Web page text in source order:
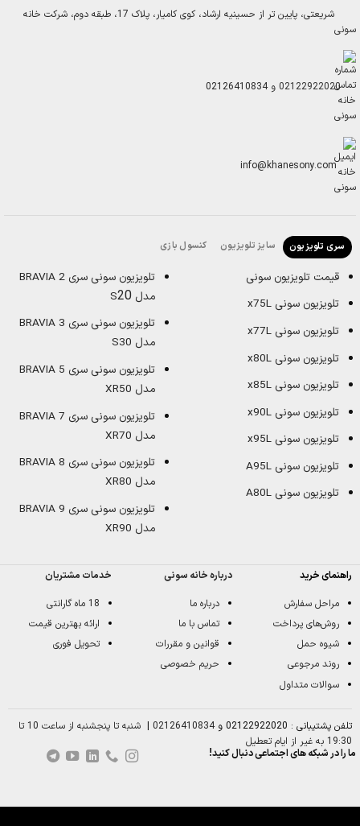
شریعتی، پایین تر از حسینیه ارشاد، کوی کامیار، پلاک 17، طبقه دوم، شرکت خانه
سونی
02122922020 و02126410834
info@khanesony.com
سری تلویزیون سایز تلویزیون کنسول بازی
قیمت تلویزیون سونی
تلویزیون سونی x75L
تلویزیون سونی x77L
تلویزیون سونی x80L
تلویزیون سونی x85L
تلویزیون سونی x90L
تلویزیون سونی x95L
تلویزیون سونی A95L
تلویزیون سونی A80L
تلویزیون سونی سری BRAVIA 2
مدل S 20
تلویزیون سونی سری BRAVIA 3
مدل S30
تلویزیون سونی سری BRAVIA 5
مدل XR50
تلویزیون سونی سری BRAVIA 7
مدل XR70
تلویزیون سونی سری BRAVIA 8
مدل XR80
تلویزیون سونی سری BRAVIA 9
مدل XR90
راهنمای خرید
مراحل سفارش
روش‌های پرداخت
شیوه حمل
روند مرجوعی
سوالات متداول
درباره خانه سونی
درباره ما
تماس با ما
قوانین و مقررات
حریم خصوصی
خدمات مشتریان
18 ماه گارانتی
ارائه بهترین قیمت
تحویل فوری
تلفن پشتیبانی : 02122922020 و 02126410834
شنبه تا پنجشنبه از ساعت 10 تا
19:30 به غیر از ایام تعطیل
ما را در شبکه های اجتماعی دنبال کنید!